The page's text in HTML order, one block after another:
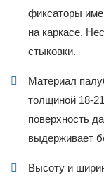
фиксаторы
на каркасе.
стыковки.
Материал
толщиной 18-
поверхность
выдерживает
Высоту и